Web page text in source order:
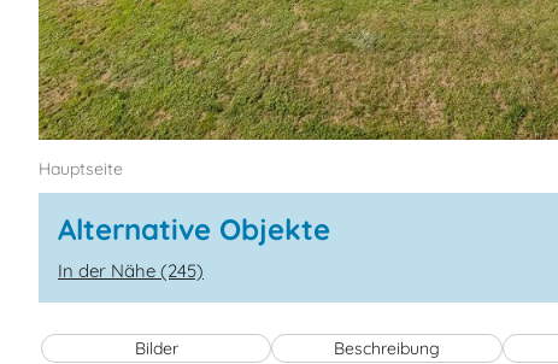
Hauptseite
Alternative Objekte
In der Nähe (245)
Bilder Beschreibung